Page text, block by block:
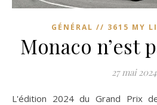
GÉNÉRAL // 3615 MY
Monaco n’est
27 mai 2024
L'édition 2024 du Grand Prix de Monaco vient de se